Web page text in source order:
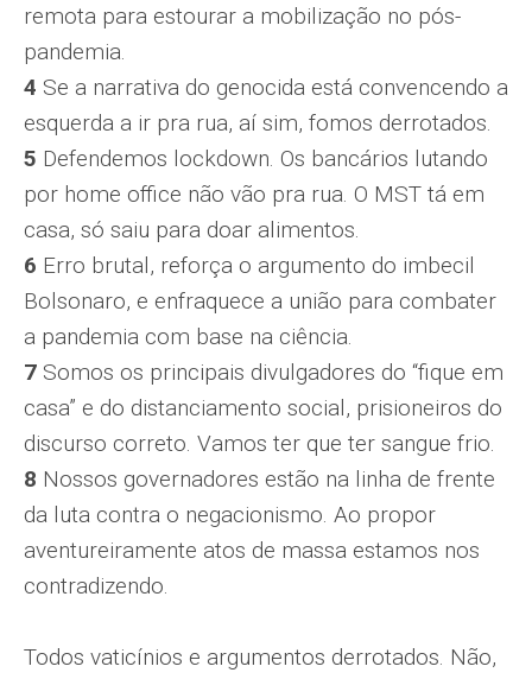
remota para estourar a mobilização no pós-
pandemia.
4 Se a narrativa do genocida está convencendo a
esquerda a ir pra rua, aí sim, fomos derrotados.
5 Defendemos lockdown. Os bancários lutando
por home office não vão pra rua. O MST tá em
casa, só saiu para doar alimentos.
6 Erro brutal, reforça o argumento do imbecil
Bolsonaro, e enfraquece a união para combater
a pandemia com base na ciência.
7 Somos os principais divulgadores do “fique em
casa” e do distanciamento social, prisioneiros do
discurso correto. Vamos ter que ter sangue frio.
8 Nossos governadores estão na linha de frente
da luta contra o negacionismo. Ao propor
aventureiramente atos de massa estamos nos
contradizendo.
Todos vaticínios e argumentos derrotados. Não,